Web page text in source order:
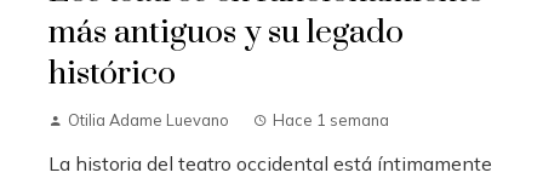
más antiguos y su legado
histórico
Otilia Adame Luevano Hace 1 semana
La historia del teatro occidental está íntimamente